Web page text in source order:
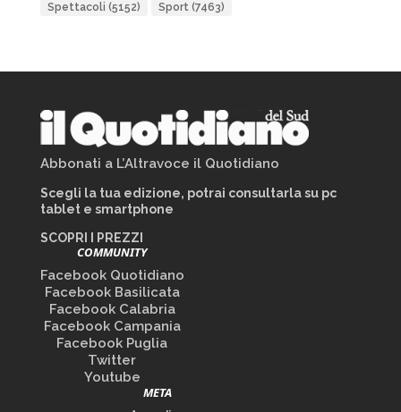
Spettacoli (5152) Sport(7463)
Abbonati a L’Altravoce il Quotidiano
Scegli la tua edizione, potrai consultarla su pc
tablet e smartphone
SCOPRI I PREZZI
COMMUNITY
Facebook Quotidiano
Facebook Basilicata
Facebook Calabria
Facebook Campania
Facebook Puglia
Twitter
Youtube
META